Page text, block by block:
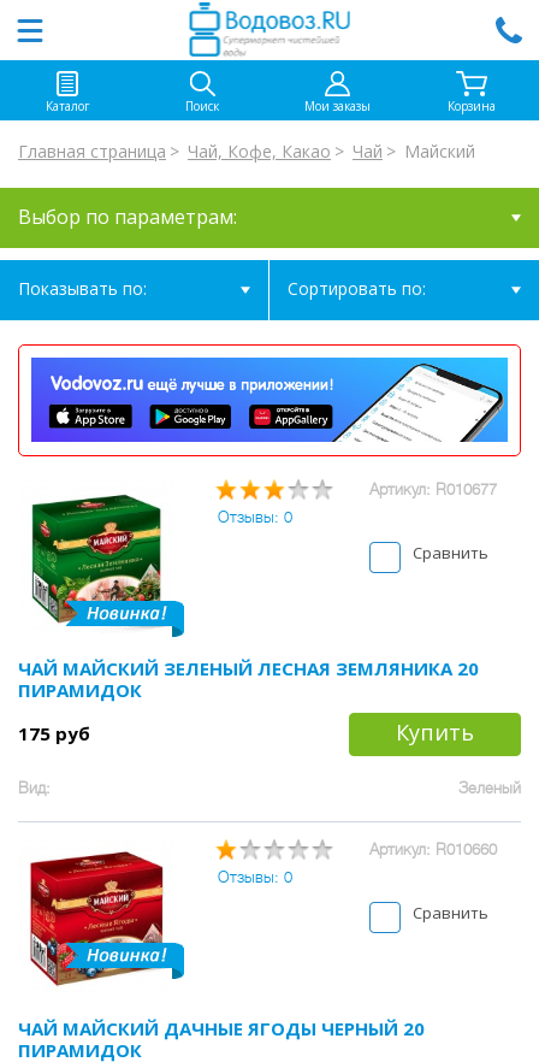
Каталог Поиск Мои заказы Корзина
Главная страница Чай, Кофе, Какао Чай Майский
Выбор по параметрам:
Показывать по: Сортировать по:
Артикул: R010677
Отзывы: 0
Сравнить
ЧАЙ МАЙСКИЙ ЗЕЛЕНЫЙ ЛЕСНАЯ ЗЕМЛЯНИКА 20
ПИРАМИДОК
175 руб
Купить
Вид: Зеленый
Артикул: R010660
Отзывы: 0
Сравнить
ЧАЙ МАЙСКИЙ ДАЧНЫЕ ЯГОДЫ ЧЕРНЫЙ 20
ПИРАМИДОК